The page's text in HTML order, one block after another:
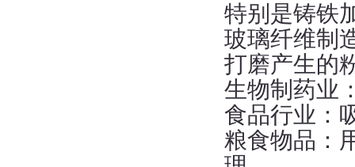
特别是铸铁
玻璃纤维制
打磨产生的
生物制药业
食品行业：
粮食物品：